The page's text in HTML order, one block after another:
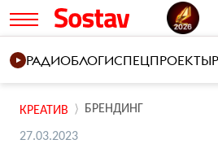
РАДИОБЛОГИСПЕЦПРОЕКТЫ
КРЕАТИВ БРЕНДИНГ
27.03.2023